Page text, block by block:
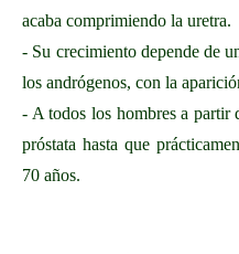
acaba comprimiendo la uretra.
- Su crecimiento depende de
los andrógenos, con la
- A todos los hombres a partir
próstata hasta que
70 años.